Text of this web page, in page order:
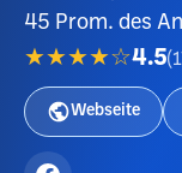
45 Prom. des
★★★★☆4.5(
Webseite